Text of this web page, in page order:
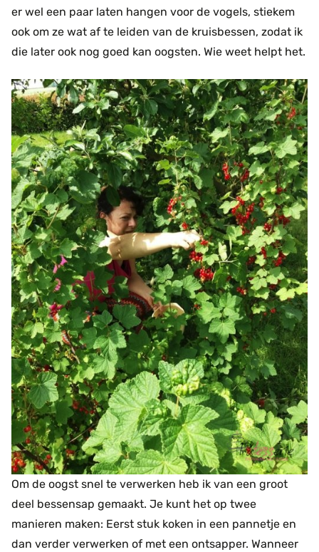
er wel een paar laten hangen voor de vogels, stiekem
ook om ze wat af te leiden van de kruisbessen, zodat ik
die later ook nog goed kan oogsten. Wie weet helpt het.
Om de oogst snel te verwerken heb ik van een groot
deel bessensap gemaakt. Je kunt het op twee
manieren maken: Eerst stuk koken in een pannetje en
dan verder verwerken of met een ontsapper. Wanneer